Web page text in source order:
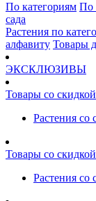
По категориям По
сада
Растения по
алфавиту Товары
ЭКСКЛЮЗИВЫ
Товары со
Растения со
Товары со
Растения со